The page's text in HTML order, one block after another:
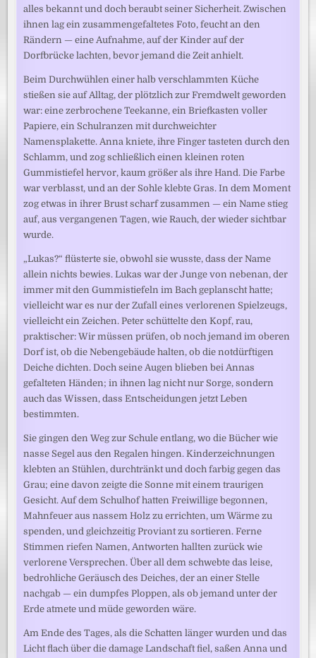
alles bekannt und doch beraubt seiner Sicherheit. Zwischen
ihnen lag ein zusammengefaltetes Foto, feucht an den
Rändern — eine Aufnahme, auf der Kinder auf der
Dorfbrücke lachten, bevor jemand die Zeit anhielt.
Beim Durchwühlen einer halb verschlammten Küche
stießen sie auf Alltag, der plötzlich zur Fremdwelt geworden
war: eine zerbrochene Teekanne, ein Briefkasten voller
Papiere, ein Schulranzen mit durchweichter
Namensplakette. Anna kniete, ihre Finger tasteten durch den
Schlamm, und zog schließlich einen kleinen roten
Gummistiefel hervor, kaum größer als ihre Hand. Die Farbe
war verblasst, und an der Sohle klebte Gras. In dem Moment
zog etwas in ihrer Brust scharf zusammen — ein Name stieg
auf, aus vergangenen Tagen, wie Rauch, der wieder sichtbar
wurde.
„Lukas?“ flüsterte sie, obwohl sie wusste, dass der Name
allein nichts bewies. Lukas war der Junge von nebenan, der
immer mit den Gummistiefeln im Bach geplanscht hatte;
vielleicht war es nur der Zufall eines verlorenen Spielzeugs,
vielleicht ein Zeichen. Peter schüttelte den Kopf, rau,
praktischer: Wir müssen prüfen, ob noch jemand im oberen
Dorf ist, ob die Nebengebäude halten, ob die notdürftigen
Deiche dichten. Doch seine Augen blieben bei Annas
gefalteten Händen; in ihnen lag nicht nur Sorge, sondern
auch das Wissen, dass Entscheidungen jetzt Leben
bestimmten.
Sie gingen den Weg zur Schule entlang, wo die Bücher wie
nasse Segel aus den Regalen hingen. Kinderzeichnungen
klebten an Stühlen, durchtränkt und doch farbig gegen das
Grau; eine davon zeigte die Sonne mit einem traurigen
Gesicht. Auf dem Schulhof hatten Freiwillige begonnen,
Mahnfeuer aus nassem Holz zu errichten, um Wärme zu
spenden, und gleichzeitig Proviant zu sortieren. Ferne
Stimmen riefen Namen, Antworten hallten zurück wie
verlorene Versprechen. Über all dem schwebte das leise,
bedrohliche Geräusch des Deiches, der an einer Stelle
nachgab — ein dumpfes Ploppen, als ob jemand unter der
Erde atmete und müde geworden wäre.
Am Ende des Tages, als die Schatten länger wurden und das
Licht flach über die damage Landschaft fiel, saßen Anna und